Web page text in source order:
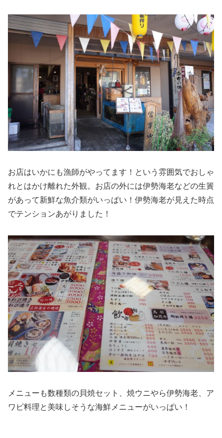
お店はいかにも漁師がやってます！という雰囲気でおしゃ
れとはかけ離れた外観。お店の外には伊勢海老などの生簀
があって新鮮な魚介類がいっぱい！伊勢海老が見えた時点
でテンションあがりました！
メニューも数種類の貝焼セット、焼ウニやら伊勢海老、ア
ワビ料理と美味しそうな海鮮メニューがいっぱい！